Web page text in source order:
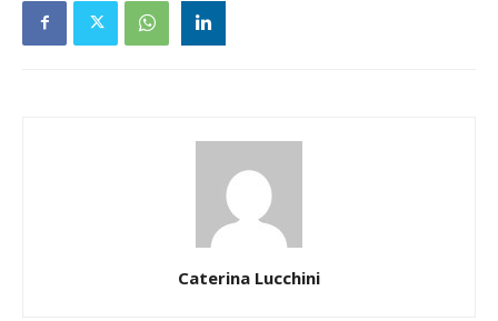
Caterina Lucchini